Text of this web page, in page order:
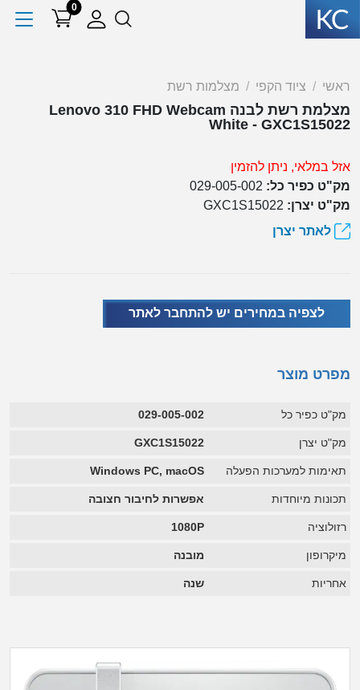
0
ראשי ציוד הקפי מצלמות רשת
מצלמת רשת לבנה Lenovo 310 FHD Webcam
White - GXC1S15022
אזל במלאי, ניתן להזמין
מק"ט כפיר כל: 029-005-002
מק"ט יצרן: GXC1S15022
לאתר יצרן
לצפיה במחירים יש להתחבר לאתר
מפרט מוצר
מק"ט כפיר כל 029-005-002
מק"ט יצרן GXC1S15022
תאימות למערכות הפעלה Windows PC, macOS
תכונות מיוחדות אפשרות לחיבור חצובה
רזולוציה 1080P
מיקרופון מובנה
אחריות שנה